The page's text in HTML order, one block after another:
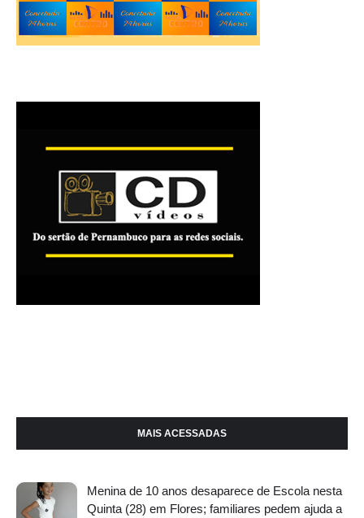
MAIS ACESSADAS
Menina de 10 anos desaparece de Escola nesta
Quinta (28) em Flores; familiares pedem ajuda a